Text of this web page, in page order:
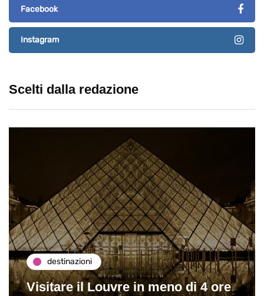
Facebook
Instagram
Scelti dalla redazione
destinazioni
Visitare il Louvre in meno di 4 ore